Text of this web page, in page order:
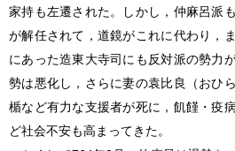
家持も左遷された。しかし，仲麻呂派
が解任されて，道鏡がこれに代わり，
にあった造東大寺司にも反対派の勢力
勢は悪化し，さらに妻の袁比良（おひ
楯など有力な支援者が死に，飢饉・疫
ど社会不安も高まってきた。